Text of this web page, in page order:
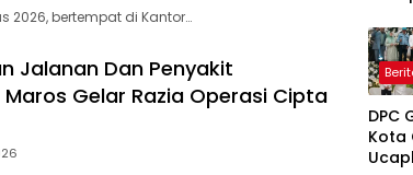
2026, bertempat di Kantor…
Jalanan Dan Penyakit
Gelar Razia Operasi Cipta
Irwan
DPC
Kota